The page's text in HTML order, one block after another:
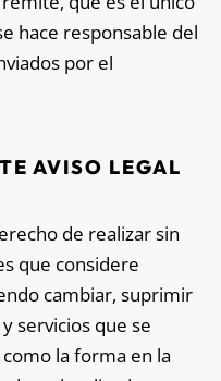
hace responsable del
por el
AVISO LEGAL
de realizar sin
que considere
cambiar, suprimir
servicios que se
la forma en la